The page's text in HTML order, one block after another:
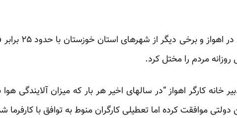
روز شنبه
روزانه مردم را مختل کرد.
خانه کارگر اهواز “در سالهای اخیر هر بار که میزان آلایندگی
دولتی موافقت کرده اما تعطیلی کارگران منوط به توافق با